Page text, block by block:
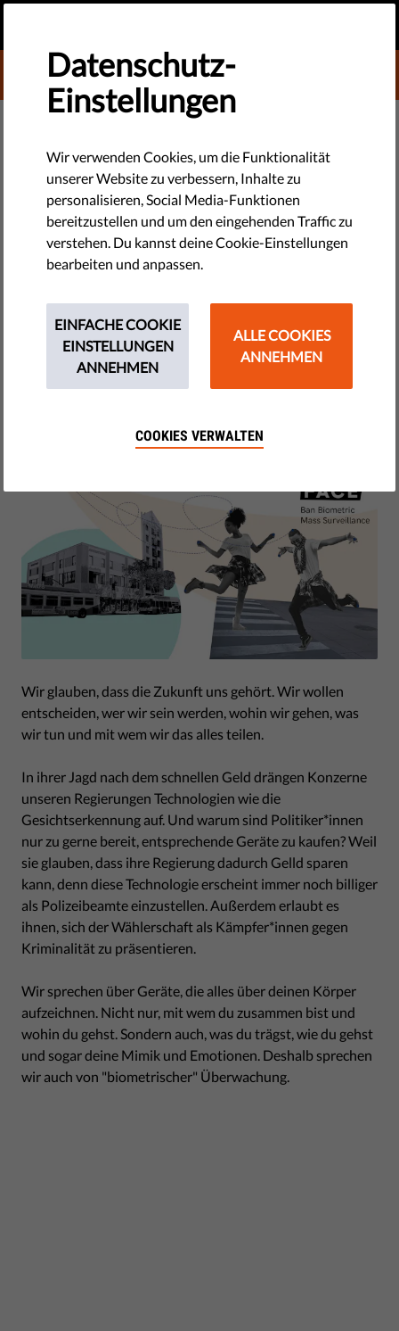
DONATE TO LIBERTIES
TECHNOLOGIE & RECHTE
#ReclaimYourFace - Warum wir
uns der Kampagne gegen
Massenüberwachung
angeschlossen haben
Endlich können Aktivist*innen und Bürger*innen gemeinsam
die Europäische Kommission dazu aufrufen, uns alle vor
Gesichtserkennungstechnologien zu schützen.
by Israel Butler & Nikolett Aszodi
Wir glauben, dass die Zukunft uns gehört. Wir wollen
entscheiden, wer wir sein werden, wohin wir gehen, was
wir tun und mit wem wir das alles teilen.
In ihrer Jagd nach dem schnellen Geld drängen Konzerne
unseren Regierungen Technologien wie die
Gesichtserkennung auf. Und warum sind Politiker*innen
nur zu gerne bereit, entsprechende Geräte zu kaufen? Weil
sie glauben, dass ihre Regierung dadurch Gelld sparen
kann, denn diese Technologie erscheint immer noch billiger
als Polizeibeamte einzustellen. Außerdem erlaubt es
ihnen, sich der Wählerschaft als Kämpfer*innen gegen
Kriminalität zu präsentieren.
Wir sprechen über Geräte, die alles über deinen Körper
aufzeichnen. Nicht nur, mit wem du zusammen bist und
wohin du gehst. Sondern auch, was du trägst, wie du gehst
und sogar deine Mimik und Emotionen. Deshalb sprechen
wir auch von "biometrischer" Überwachung.
Datenschutz-
Einstellungen
Wir verwenden Cookies, um die Funktionalität
unserer Website zu verbessern, Inhalte zu
personalisieren, Social Media-Funktionen
bereitzustellen und um den eingehenden Traffic zu
verstehen. Du kannst deine Cookie-Einstellungen
bearbeiten und anpassen.
EINFACHE COOKIE
EINSTELLUNGEN
ANNEHMEN
ALLE COOKIES
ANNEHMEN
COOKIES VERWALTEN